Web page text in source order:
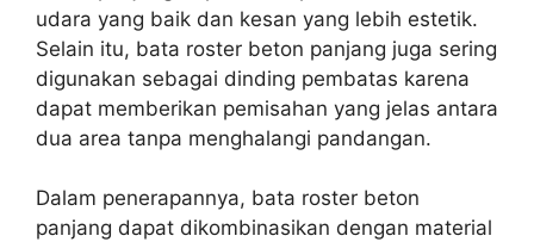
udara yang baik dan kesan yang lebih estetik.
Selain itu, bata roster beton panjang juga sering
digunakan sebagai dinding pembatas karena
dapat memberikan pemisahan yang jelas antara
dua area tanpa menghalangi pandangan.
Dalam penerapannya, bata roster beton
panjang dapat dikombinasikan dengan material